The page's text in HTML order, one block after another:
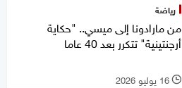
رياضة
من مارادونا إلى ميسي.. "حكاية
أرجنتينية" تتكرر بعد 40 عاما
l 16 يوليو 2026